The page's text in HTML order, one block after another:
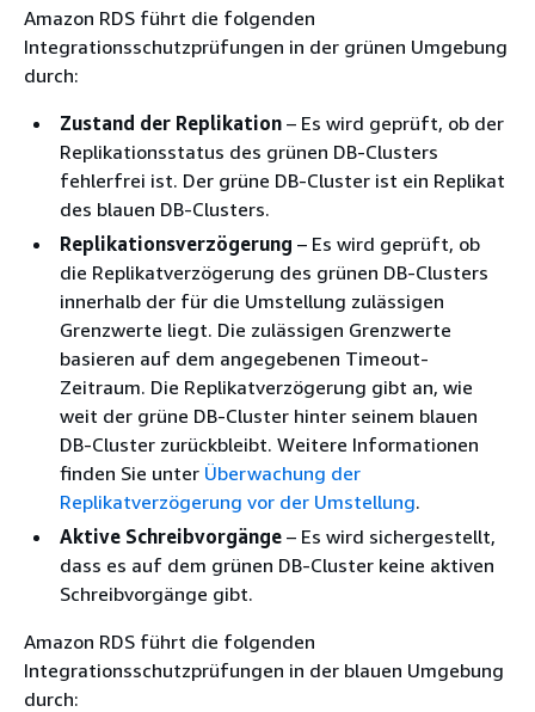
Amazon RDS führt die folgenden
Integrationsschutzprüfungen in der grünen Umgebung
durch:
Zustand der Replikation – Es wird geprüft, ob der
Replikationsstatus des grünen DB-Clusters
fehlerfrei ist. Der grüne DB-Cluster ist ein Replikat
des blauen DB-Clusters.
Replikationsverzögerung – Es wird geprüft, ob
die Replikatverzögerung des grünen DB-Clusters
innerhalb der für die Umstellung zulässigen
Grenzwerte liegt. Die zulässigen Grenzwerte
basieren auf dem angegebenen Timeout-
Zeitraum. Die Replikatverzögerung gibt an, wie
weit der grüne DB-Cluster hinter seinem blauen
DB-Cluster zurückbleibt. Weitere Informationen
finden Sie unter Überwachung der
Replikatverzögerung vor der Umstellung.
Aktive Schreibvorgänge – Es wird sichergestellt,
dass es auf dem grünen DB-Cluster keine aktiven
Schreibvorgänge gibt.
Amazon RDS führt die folgenden
Integrationsschutzprüfungen in der blauen Umgebung
durch: